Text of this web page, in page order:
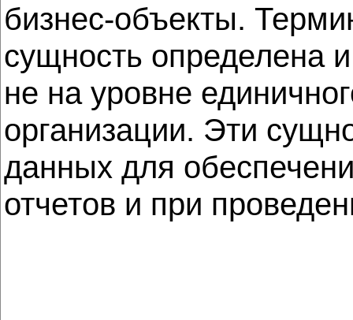
бизнес-объекты.
сущность определена
не на уровне
организации. Эти
данных для
отчетов и при